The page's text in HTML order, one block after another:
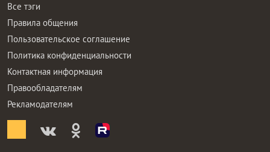
Все тэги
Правила общения
Пользовательское соглашение
Политика конфиденциальности
Контактная информация
Правообладателям
Рекламодателям